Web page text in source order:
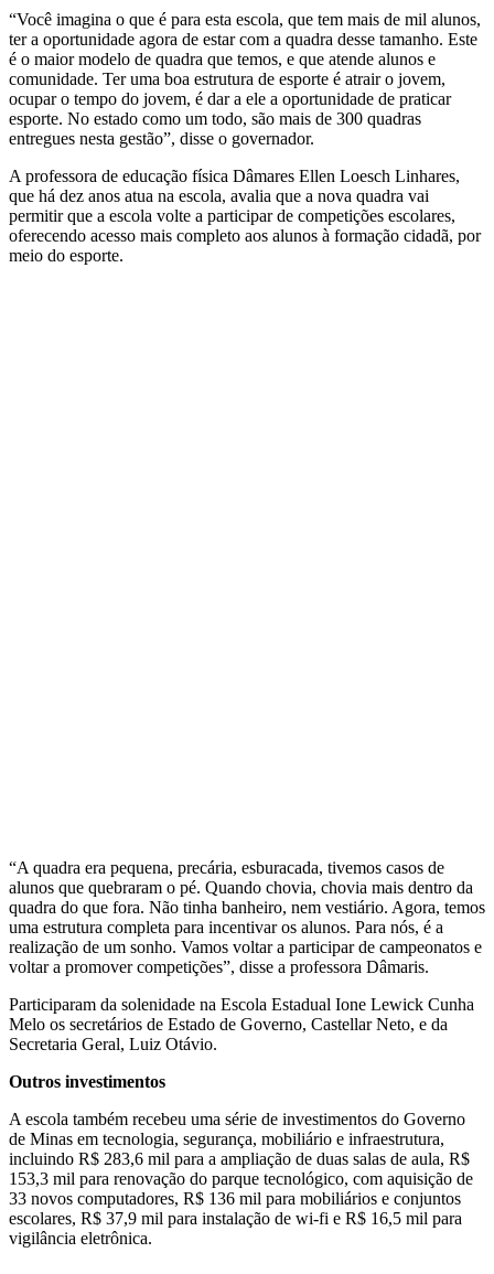
“Você imagina o que é para esta escola, que tem mais de mil alunos,
ter a oportunidade agora de estar com a quadra desse tamanho. Este
é o maior modelo de quadra que temos, e que atende alunos e
comunidade. Ter uma boa estrutura de esporte é atrair o jovem,
ocupar o tempo do jovem, é dar a ele a oportunidade de praticar
esporte. No estado como um todo, são mais de 300 quadras
entregues nesta gestão”, disse o governador.
A professora de educação física Dâmares Ellen Loesch Linhares,
que há dez anos atua na escola, avalia que a nova quadra vai
permitir que a escola volte a participar de competições escolares,
oferecendo acesso mais completo aos alunos à formação cidadã, por
meio do esporte.
“A quadra era pequena, precária, esburacada, tivemos casos de
alunos que quebraram o pé. Quando chovia, chovia mais dentro da
quadra do que fora. Não tinha banheiro, nem vestiário. Agora, temos
uma estrutura completa para incentivar os alunos. Para nós, é a
realização de um sonho. Vamos voltar a participar de campeonatos e
voltar a promover competições”, disse a professora Dâmaris.
Participaram da solenidade na Escola Estadual Ione Lewick Cunha
Melo os secretários de Estado de Governo, Castellar Neto, e da
Secretaria Geral, Luiz Otávio.
Outros investimentos
A escola também recebeu uma série de investimentos do Governo
de Minas em tecnologia, segurança, mobiliário e infraestrutura,
incluindo R$ 283,6 mil para a ampliação de duas salas de aula, R$
153,3 mil para renovação do parque tecnológico, com aquisição de
33 novos computadores, R$ 136 mil para mobiliários e conjuntos
escolares, R$ 37,9 mil para instalação de wi-fi e R$ 16,5 mil para
vigilância eletrônica.